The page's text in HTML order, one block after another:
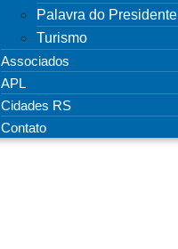
Palavra do Presidente
Turismo
Associados
APL
Cidades RS
Contato